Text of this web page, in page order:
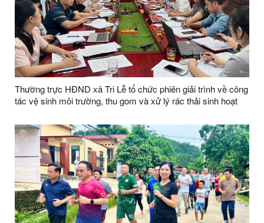
Thường trực HĐND xã Tri Lễ tổ chức phiên giải trình về công
tác vệ sinh môi trường, thu gom và xử lý rác thải sinh hoạt